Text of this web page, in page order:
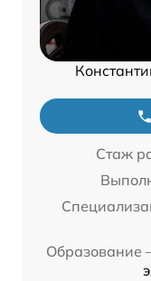
Стаж
Образование